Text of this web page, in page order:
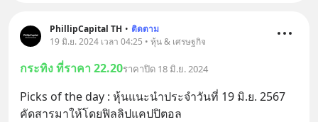
PhillipCapital TH • ติดตาม
19 มิ.ย. 2024 เวลา 04:25 • หุ้น & เศรษฐกิจ
กระทิง ที่ราคา 22.20ราคาปิด 18 มิ.ย. 2024
Picks of the day : หุ้นแนะนำประจำวันที่ 19 มิ.ย. 2567
คัดสารมาให้โดยฟิลลิปแคปปิตอล